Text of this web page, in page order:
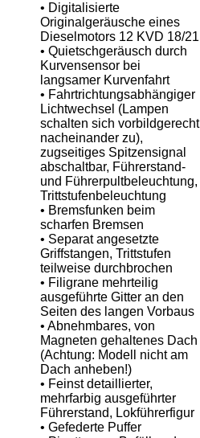
• Digitalisierte
Originalgeräusche eines
Dieselmotors 12 KVD 18/21
• Quietschgeräusch durch
Kurvensensor bei
langsamer Kurvenfahrt
• Fahrtrichtungsabhängiger
Lichtwechsel (Lampen
schalten sich vorbildgerecht
nacheinander zu),
zugseitiges Spitzensignal
abschaltbar, Führerstand-
und Führerpultbeleuchtung,
Trittstufenbeleuchtung
• Bremsfunken beim
scharfen Bremsen
• Separat angesetzte
Griffstangen, Trittstufen
teilweise durchbrochen
• Filigrane mehrteilig
ausgeführte Gitter an den
Seiten des langen Vorbaus
• Abnehmbares, von
Magneten gehaltenes Dach
(Achtung: Modell nicht am
Dach anheben!)
• Feinst detaillierter,
mehrfarbig ausgeführter
Führerstand, Lokführerfigur
• Gefederte Puffer